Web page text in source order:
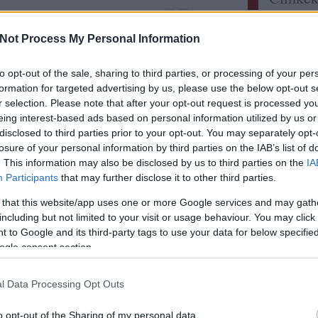
Process My Personal Information
opt-out of the sale, sharing to third parties, or processing of your
for targeted advertising by us, please use the below opt-out
selection. Please note that after your opt-out request is processed
interest-based ads based on personal information utilized by us
to third parties prior to your opt-out. You may separately
of your personal information by third parties on the IAB’s list of
This information may also be disclosed by us to third parties on the
Participants that may further disclose it to other third parties.
that this website/app uses one or more Google services and may
but not limited to your visit or usage behaviour. You may
to Google and its third-party tags to use your data for below
consent section.
Data Processing Opt Outs
opt-out of the Sharing of my personal data.
elzee:
mindig
itt a
Didier
A világ
gbsz:
igyunk
és
szerzőjeként Kramer a borírók legszűkebb
Jól emlékszem, hogy kb. három évvel
Richárd kért, hogy próbáljam én is az
beizzítani Kramer email-